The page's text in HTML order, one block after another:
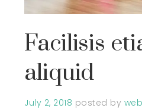
Facilisis
aliquid
July 2, 2018 posted by